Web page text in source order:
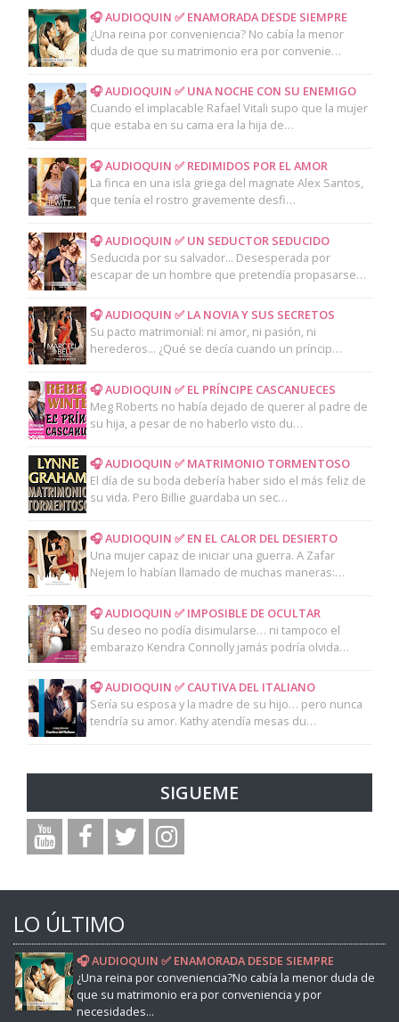
🎧 AUDIOQUIN ✅ ENAMORADA DESDE SIEMPRE
¿Una reina por conveniencia? No cabía la menor
duda de que su matrimonio era por convenie…
🎧 AUDIOQUIN ✅ UNA NOCHE CON SU ENEMIGO
Cuando el implacable Rafael Vitali supo que la mujer
que estaba en su cama era la hija de…
🎧 AUDIOQUIN ✅ REDIMIDOS POR EL AMOR
La finca en una isla griega del magnate Alex Santos,
que tenía el rostro gravemente desfi…
🎧 AUDIOQUIN ✅ UN SEDUCTOR SEDUCIDO
Seducida por su salvador... Desesperada por
escapar de un hombre que pretendía propasarse…
🎧 AUDIOQUIN ✅ LA NOVIA Y SUS SECRETOS
Su pacto matrimonial: ni amor, ni pasión, ni
herederos... ¿Qué se decía cuando un príncip…
🎧 AUDIOQUIN ✅ EL PRÍNCIPE CASCANUECES
Meg Roberts no había dejado de querer al padre de
su hija, a pesar de no haberlo visto du…
🎧 AUDIOQUIN ✅ MATRIMONIO TORMENTOSO
El día de su boda debería haber sido el más feliz de
su vida. Pero Billie guardaba un sec…
🎧 AUDIOQUIN ✅ EN EL CALOR DEL DESIERTO
Una mujer capaz de iniciar una guerra. A Zafar
Nejem lo habían llamado de muchas maneras:…
🎧 AUDIOQUIN ✅ IMPOSIBLE DE OCULTAR
Su deseo no podía disimularse… ni tampoco el
embarazo Kendra Connolly jamás podría olvida…
🎧 AUDIOQUIN ✅ CAUTIVA DEL ITALIANO
Sería su esposa y la madre de su hijo… pero nunca
tendría su amor. Kathy atendía mesas du…
SIGUEME
LO ÚLTIMO
🎧 AUDIOQUIN ✅ ENAMORADA DESDE SIEMPRE
¿Una reina por conveniencia?No cabía la menor duda de
que su matrimonio era por conveniencia y por
necesidades...